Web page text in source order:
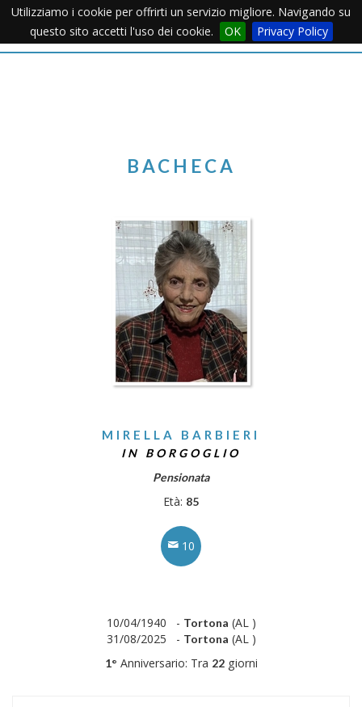
Utilizziamo i cookie per offrirti un servizio migliore. Navigando su
questo sito accetti l'uso dei cookie.
OK Privacy PolicyMenu
BACHECA
MIRELLA BARBIERI
IN BORGOGLIO
Pensionata
Età: 85
10
10/04/1940 - Tortona (AL )
31/08/2025 - Tortona (AL )
1° Anniversario: Tra 22giorni